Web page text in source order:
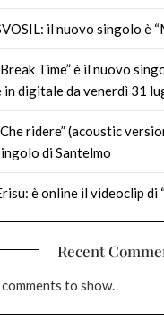
il nuovo singolo è
Time” è il nuovo
in digitale da venerdì 31
ridere” (acoustic
di Santelmo
è online il videoclip di
Recent
to show.